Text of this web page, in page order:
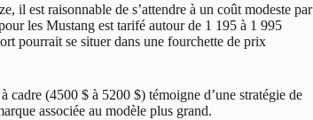
il est raisonnable de s’attendre à un coût modeste par
les Mustang est tarifé autour de 1 195 à 1 995
pourrait se situer dans une fourchette de prix
(4500 $ à 5200 $) témoigne d’une stratégie de
associée au modèle plus grand.